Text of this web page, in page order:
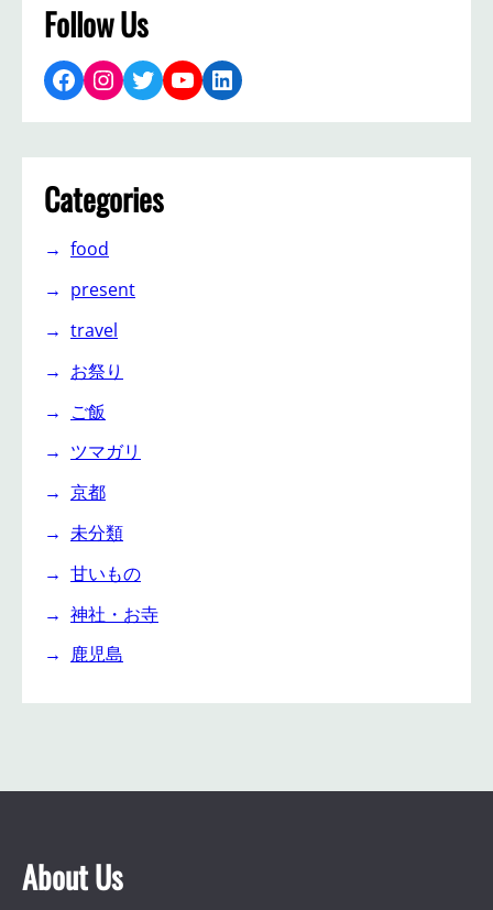
Follow Us
Facebook Instagram Twitter YouTube LinkedIn
Categories
food
present
travel
お祭り
ご飯
ツマガリ
京都
未分類
甘いもの
神社・お寺
鹿児島
About Us